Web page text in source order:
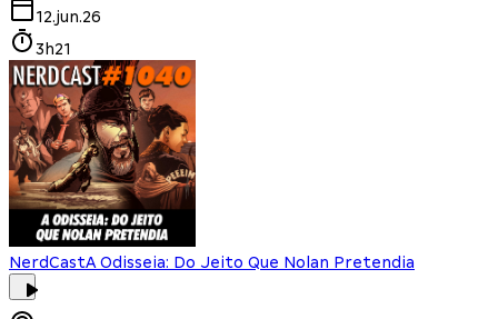
12.jun.26
3h21
NerdCastA Odisseia: Do Jeito Que Nolan Pretendia